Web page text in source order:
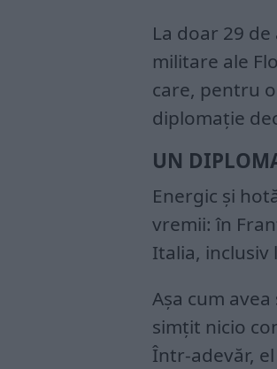
La doar 29
militare ale
care, pentru
diplomație
UN
Energic și
vremii: în
Italia, inclusiv
Așa cum
simțit nicio
Într-adevăr,